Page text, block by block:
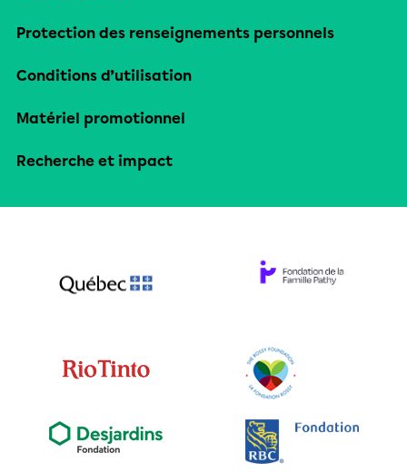
Protection des renseignements personnels
Conditions d’utilisation
Matériel promotionnel
Recherche et impact